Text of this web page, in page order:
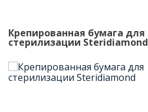
Крепированная бумага для
стерилизации Steridiamond